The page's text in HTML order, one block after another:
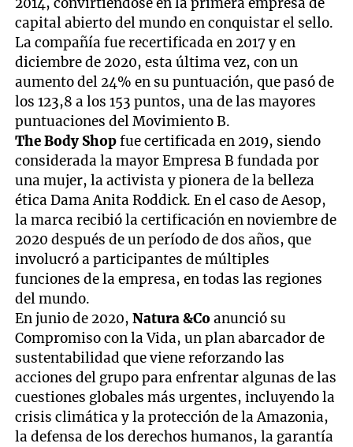
capital abierto del mundo en conquistar el sello.
La compañía fue recertificada en 2017 y en
diciembre de 2020, esta última vez, con un
aumento del 24% en su puntuación, que pasó de
los 123,8 a los 153 puntos, una de las mayores
puntuaciones del Movimiento B.
The Body Shopfue certificada en 2019, siendo
considerada la mayor Empresa B fundada por
una mujer, la activista y pionera de la belleza
ética Dama Anita Roddick. En el caso de Aesop,
la marca recibió la certificación en noviembre de
2020 después de un período de dos años, que
involucró a participantes de múltiples
funciones de la empresa, en todas las regiones
del mundo.
En junio de 2020,Natura &Coanunció su
Compromiso con la Vida, un plan abarcador de
sustentabilidad que viene reforzando las
acciones del grupo para enfrentar algunas de las
cuestiones globales más urgentes, incluyendo la
crisis climática y la protección de la Amazonia,
la defensa de los derechos humanos, la garantía